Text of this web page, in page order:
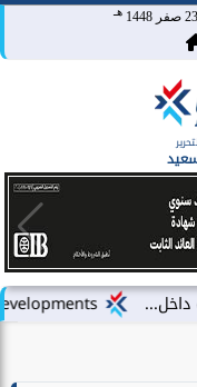
23 صفر 1448 هـ
LARZ Developments تطلق رؤيتها الجديدة لتقديم مفهوم متكامل للتطوير العقاري في مصر